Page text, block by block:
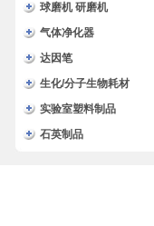
球磨机 研磨机
气体净化器
达因笔
生化/分子生物耗材
实验室塑料制品
石英制品